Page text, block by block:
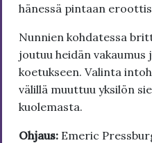
hänessä pintaan
Nunnien kohdatessa
joutuu heidän
koetukseen. Valinta
välillä muuttuu yksilön
kuolemasta.
Ohjaus: Emeric